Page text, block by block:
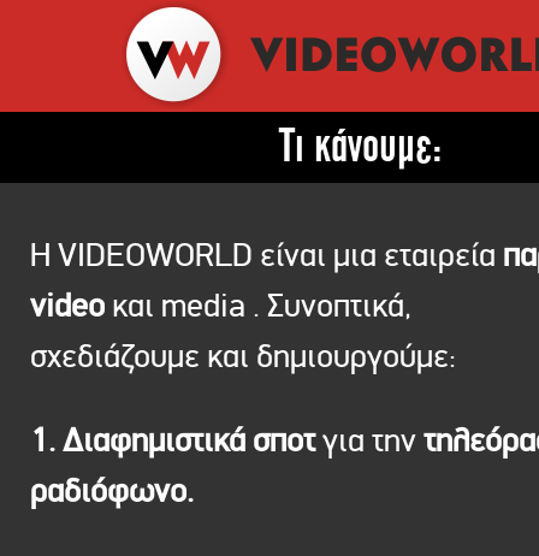
Τι κάνουμε:
Η VIDEOWORLD είναι μια εταιρεία
video και media . Συνοπτικά,
σχεδιάζουμε και δημιουργούμε:
1. Διαφημιστικά σποτγια την
ραδιόφωνο.